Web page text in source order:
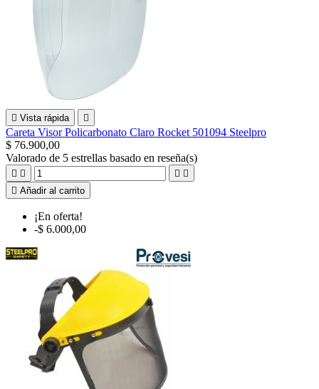
 Vista rápida 
Careta Visor Policarbonato Claro Rocket 501094 Steelpro
$ 76.900,00
Valorado de 5 estrellas basado en reseña(s)
   
 Añadir al carrito
¡En oferta!
-$ 6.000,00